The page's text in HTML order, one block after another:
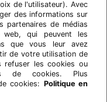
de l'utilisateur). Avec
des informations sur
partenaires de médias
web, qui peuvent les
que vous leur avez
de votre utilisation de
refuser les cookies ou
de cookies. Plus
cookies: Politique en